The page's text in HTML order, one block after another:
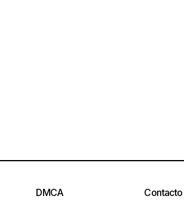
DMCA Contacto